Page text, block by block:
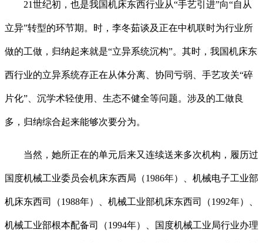
21世纪初，也是我国机床东西行业从“手艺引进”向“自从
立异”转型的环节期。时，李冬茹谈及正在中机联时为行业所
做的工做，归纳起来就是“立异系统沉构”。其时，我国机床东
西行业的立异系统存正在从体分离、协同亏弱、手艺攻关“碎
片化”、沉学术轻使用、生态不健全等问题。涉及的工做良
多，归纳综合起来能够次要分为。
当然，她所正在的单元后来又连续送来多次机构，履历过
国度机械工业委员会机床东西局（1986年）、机械电子工业部
机床东西司（1988年）、机械工业部机床东西司（1992年）、
机械工业部根本配备司（1994年）、国度机械工业局行业办理